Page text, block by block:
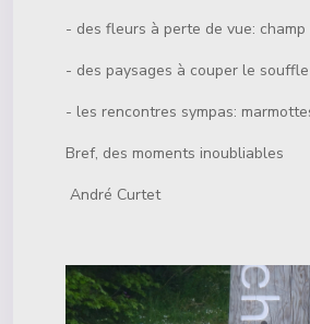
- des fleurs à perte de vue:
- des paysages à couper le souffle
- les rencontres sympas:
Bref, des moments inoubliables
André Curtet